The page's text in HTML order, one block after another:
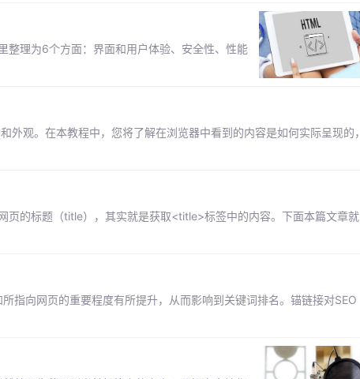
整理为6个方面：界面和用户体验、安全性、性能
观。在本教程中，您将了解在浏览器中看到的内容是如何实际呈现的，
的标题（title），其实就是获取<title>标签中的内容。下面本篇文章就
指向网页的重要程度有所提升，从而影响到关键词排名。锚链接对SEO